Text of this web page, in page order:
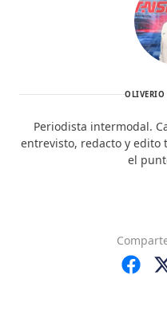
OLIVERIO
Periodista intermodal.
entrevisto, redacto y edito
el